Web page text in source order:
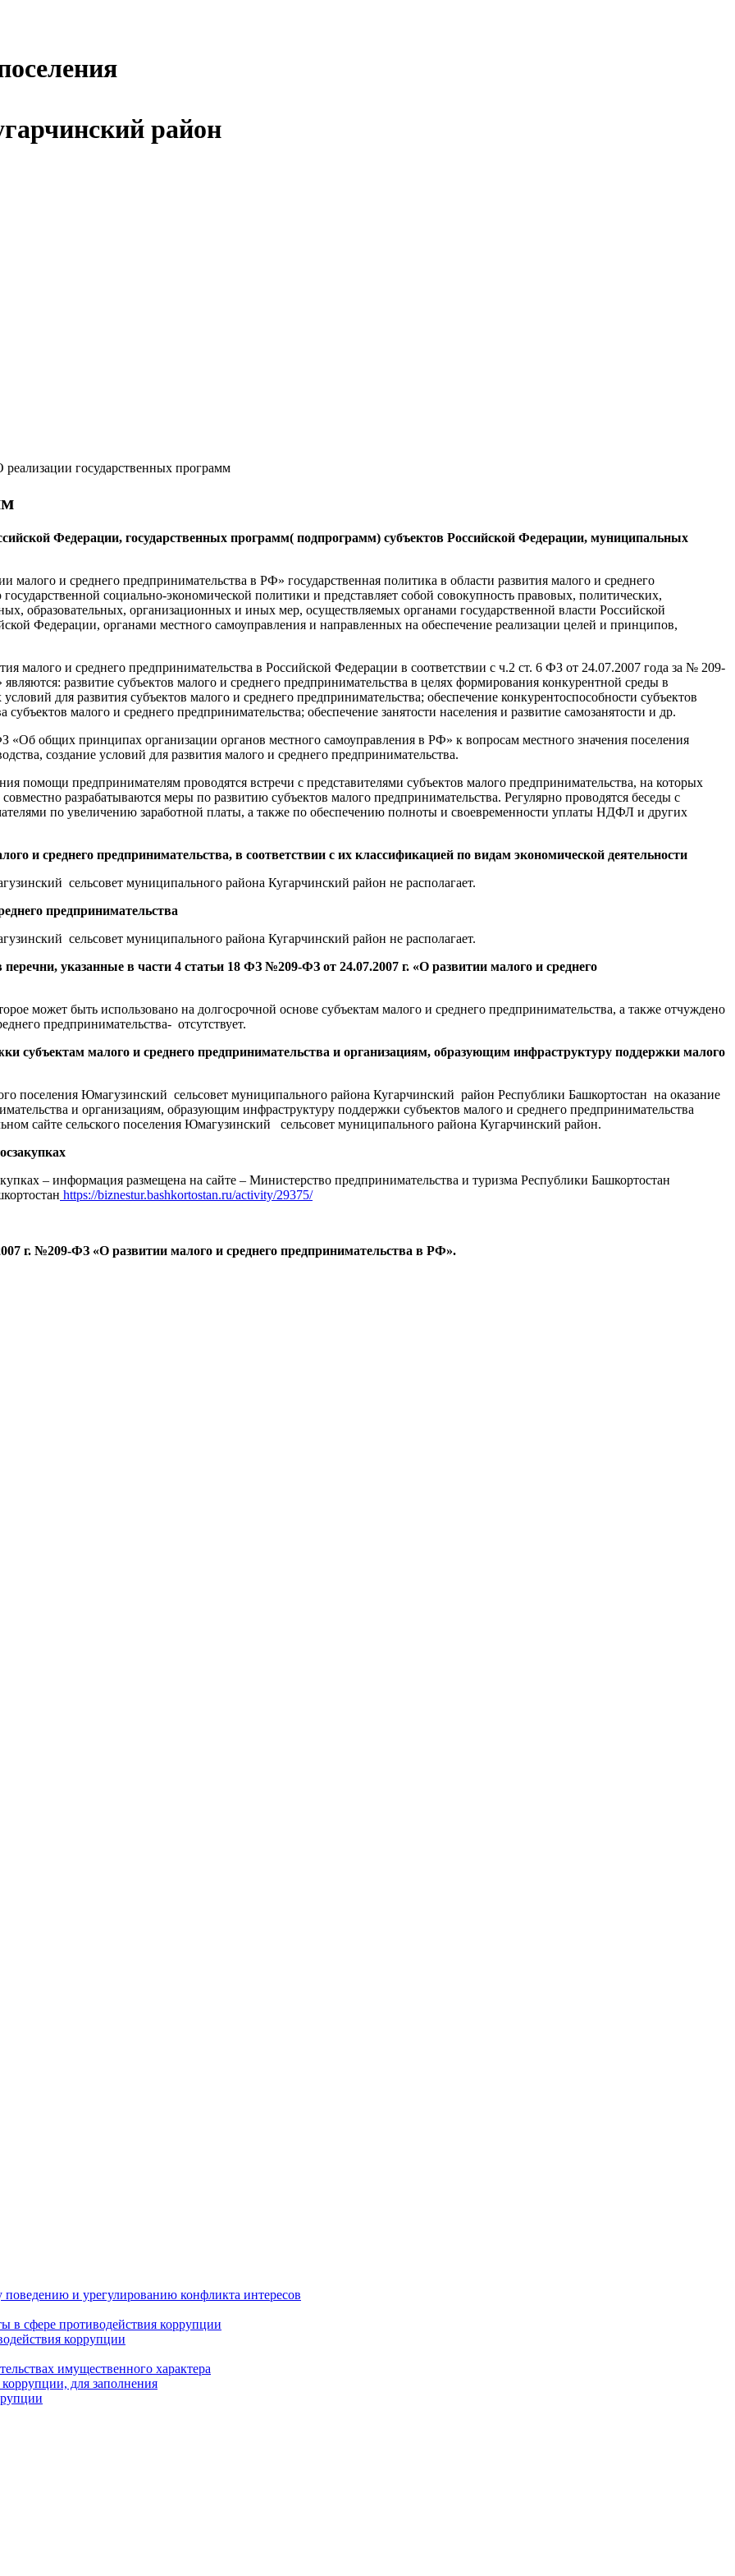
район
реализации государственных программ
Федерации, государственных программ( подпрограмм) субъектов Российской Федерации, муниципальных
и среднего предпринимательства в РФ» государственная политика в области развития малого и среднего
социально-экономической политики и представляет собой совокупность правовых, политических,
образовательных, организационных и иных мер, осуществляемых органами государственной власти Российской
Федерации, органами местного самоуправления и направленных на обеспечение реализации целей и принципов,
малого и среднего предпринимательства в Российской Федерации в соответствии с ч.2 ст. 6 ФЗ от 24.07.2007 года за № 209-
развитие субъектов малого и среднего предпринимательства в целях формирования конкурентной среды в
для развития субъектов малого и среднего предпринимательства; обеспечение конкурентоспособности субъектов
малого и среднего предпринимательства; обеспечение занятости населения и развитие самозанятости и др.
общих принципах организации органов местного самоуправления в РФ» к вопросам местного значения поселения
создание условий для развития малого и среднего предпринимательства.
помощи предпринимателям проводятся встречи с представителями субъектов малого предпринимательства, на которых
разрабатываются меры по развитию субъектов малого предпринимательства. Регулярно проводятся беседы с
по увеличению заработной платы, а также по обеспечению полноты и своевременности уплаты НДФЛ и других
и среднего предпринимательства, в соответствии с их классификацией по видам экономической деятельности
сельсовет муниципального района Кугарчинский район не располагает.
предпринимательства
сельсовет муниципального района Кугарчинский район не располагает.
указанные в части 4 статьи 18 ФЗ №209-ФЗ от 24.07.2007 г. «О развитии малого и среднего
может быть использовано на долгосрочной основе субъектам малого и среднего предпринимательства, а также отчуждено
предпринимательства- отсутствует.
субъектам малого и среднего предпринимательства и организациям, образующим инфраструктуру поддержки малого
поселения Юмагузинский сельсовет муниципального района Кугарчинский район Республики Башкортостан на оказание
и организациям, образующим инфраструктуру поддержки субъектов малого и среднего предпринимательства
сайте сельского поселения Юмагузинский сельсовет муниципального района Кугарчинский район.
– информация размещена на сайте – Министерство предпринимательства и туризма Республики Башкортостан
https://biznestur.bashkortostan.ru/activity/29375/
г. №209-ФЗ «О развитии малого и среднего предпринимательства в РФ».
и урегулированию конфликта интересов
сфере противодействия коррупции
коррупции
имущественного характера
для заполнения